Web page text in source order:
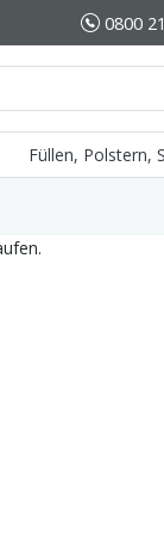
0800
Füllen, Polstern,